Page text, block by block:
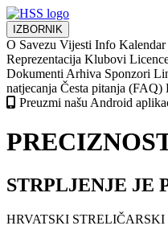
IZBORNIK
O Savezu Vijesti Info Kalendar
Reprezentacija Klubovi
Dokumenti Arhiva Sponzori
natjecanja Česta pitanja (FAQ)
Preuzmi našu Android
STRPLJENJE JE
HRVATSKI STRELIČARSKI